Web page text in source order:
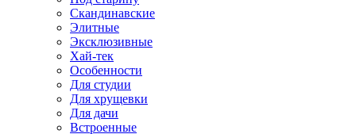
Скандинавские
Элитные
Эксклюзивные
Хай-тек
Особенности
Для студии
Для хрущевки
Для дачи
Встроенные